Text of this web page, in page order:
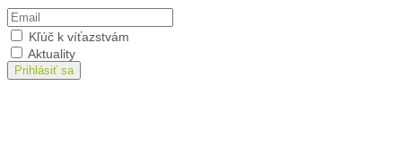
Kľúč k víťazstvám
Aktuality